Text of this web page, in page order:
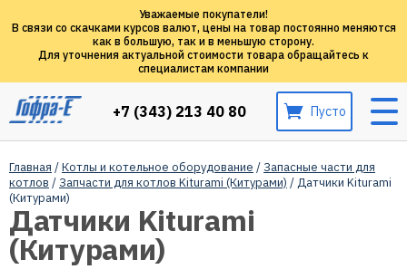
Уважаемые покупатели!
В связи со скачками курсов валют, цены на товар постоянно меняются
как в большую, так и в меньшую сторону.
Для уточнения актуальной стоимости товара обращайтесь к
специалистам компании
+7 (343) 213 40 80 Пусто
Главная /Котлы и котельное оборудование /Запасные части для
котлов /Запчасти для котлов Kiturami (Китурами) / Датчики Kiturami
(Китурами)
Датчики Kiturami
(Китурами)